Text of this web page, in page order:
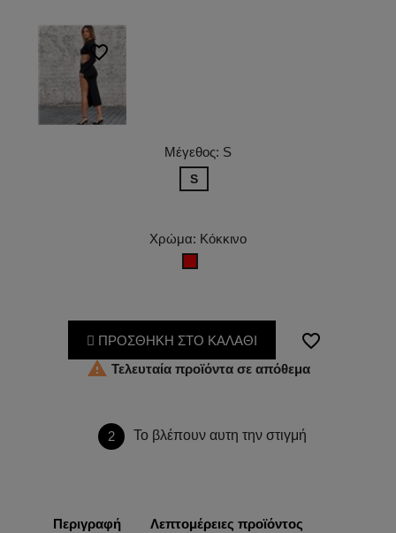
favorite_border
Μέγεθος: S
S
Χρώμα: Κόκκινο
ΠΡΟΣΘΗΚΗ ΣΤΟ ΚΑΛΑΘΙ
favorite_border
 Τελευταία προϊόντα σε απόθεμα
2 Το βλέπουν αυτη την στιγμή
Περιγραφή Λεπτομέρειες προϊόντος